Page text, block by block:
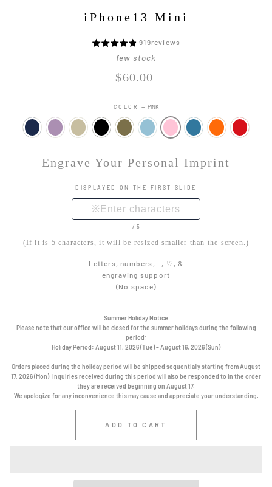
iPhone13 Mini
5
段
階
評
中
4.8
Click
to
to
919reviews
few stock
Regular
price
$60.00
COLOR — PINK
Engrave Your Personal Imprint
DISPLAYED ON THE FIRST SLIDE
/5
(If it is 5 characters, it will be resized smaller than the screen.)
Letters, numbers, . , ♡, &
engraving support
(No space)
Summer Holiday Notice
Please note that our office will be closed for the summer holidays during the following
period:
Holiday Period: August 11, 2026 (Tue) – August 16, 2026 (Sun)
Orders placed during the holiday period will be shipped sequentially starting from August
17, 2026 (Mon). Inquiries received during this period will also be responded to in the order
they are received beginning on August 17.
We apologize for any inconvenience this may cause and appreciate your understanding.
ADD TO CART